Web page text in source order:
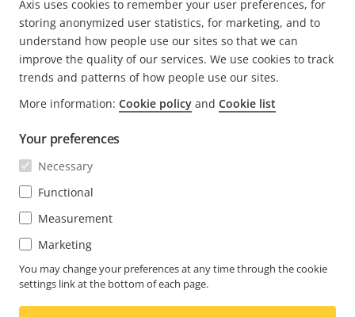
MEHR LESEN
Kontaktieren Sie uns
Experience Center
NEWS & STORYS
Engineering at Axis
ABONNIEREN
Newsletter abonnieren
Abonnieren Sie die E-Mails mit
Sicherheitsbenachrichtigungen von Axis
AUSTRIA / DEUTSCH NEWSROOM
Axis uses cookies to remember your user preferences, for
storing anonymized user statistics, for marketing, and to
understand how people use our sites so that we can
improve the quality of our services. We use cookies to track
trends and patterns of how people use our sites.
More information: Cookie policy and Cookie list
Your preferences
Necessary
Functional
Measurement
Marketing
You may change your preferences at any time through the cookie
settings link at the bottom of each page.